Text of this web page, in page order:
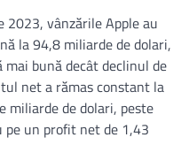
vânzările Apple au
la 94,8 miliarde de dolari,
bună decât declinul de
net a rămas constant la
miliarde de dolari, peste
un profit net de 1,43